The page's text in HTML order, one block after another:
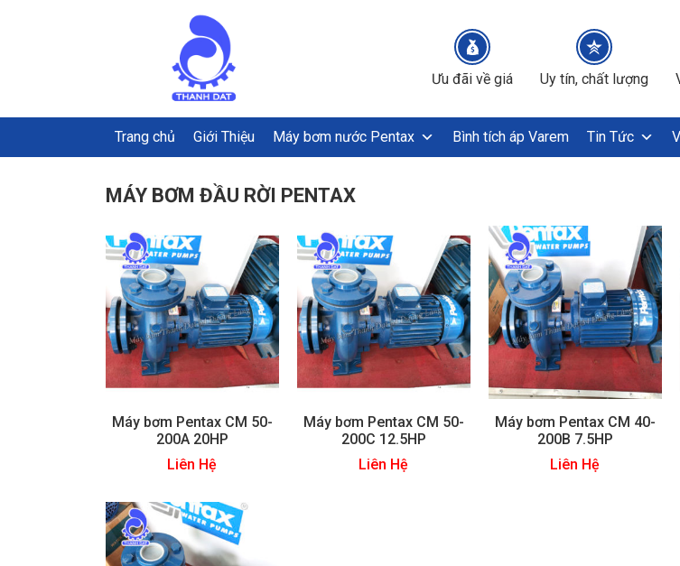
Ưu đãi về giá Uy tín, chất lượng
Trang chủ Giới Thiệu Máy bơm nước Pentax Bình tích áp Varem Tin Tức
MÁY BƠM ĐẦU RỜI PENTAX
Máy bơm Pentax CM 50-
200A 20HP
Liên Hệ
Máy bơm Pentax CM 50-
200C 12.5HP
Liên Hệ
Máy bơm Pentax CM 40-
200B 7.5HP
Liên Hệ